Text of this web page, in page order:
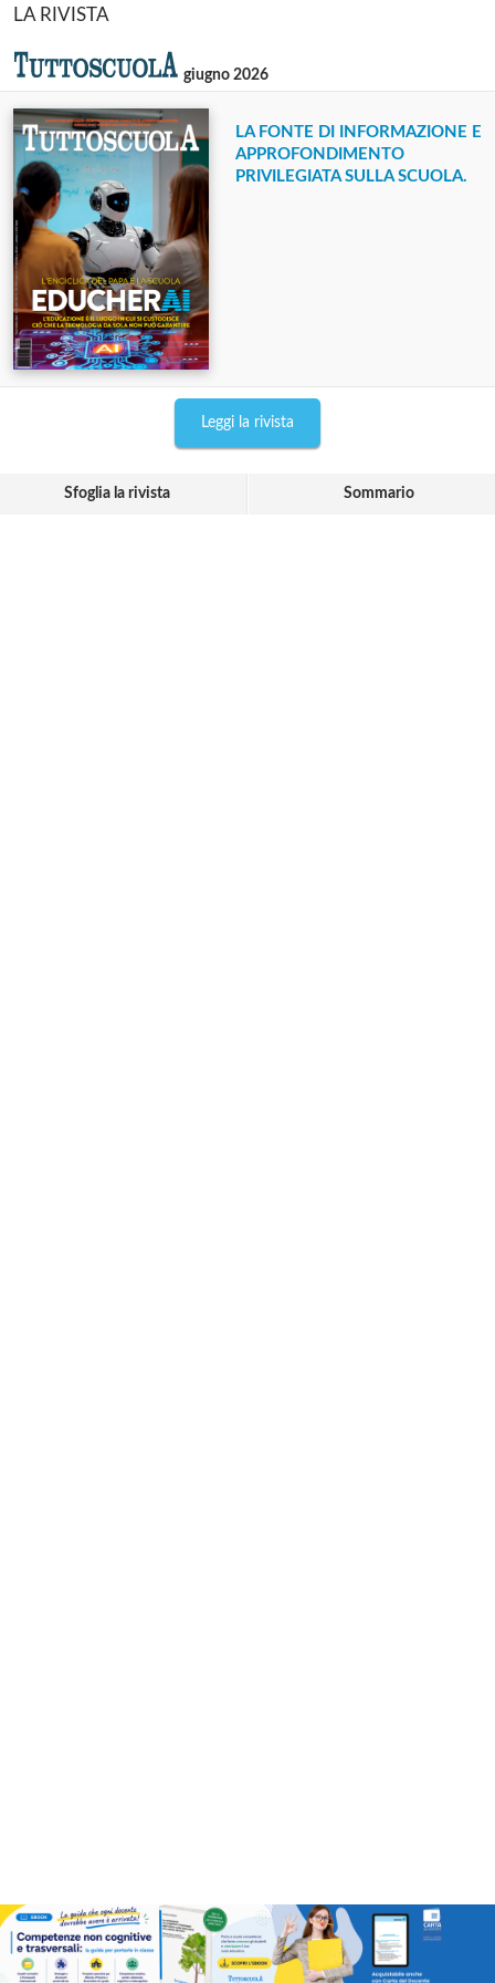
LA RIVISTA
giugno 2026
LA FONTE DI INFORMAZIONE E
APPROFONDIMENTO
PRIVILEGIATA SULLA SCUOLA.
Leggi la rivista
Sfoglia la rivista Sommario